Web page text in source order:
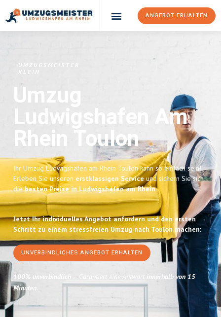
ANGEBOT ERHALTEN
UMZUGSMEISTER
KLEIN
Umzug
Ludwigshafen Am
Rhein Toulon
Ihr Umzug Ludwigshafen am Rhein Toulon kann so einfach sein!
Erleben Sie unseren erstklassigen Serviceund sichern Sie sich
diebesten Preise in Ludwigshafen am Rhein.
Jetzt Ihr individuelles Angebot anfordern und den ersten
Schritt zu einem stressfreien Umzug nach Toulon machen:
UNVERBINDLICHES ANGEBOT ERHALTEN
100% unverbindlich – Garantiert eine Antwort
innerhalb von 15
Minuten.